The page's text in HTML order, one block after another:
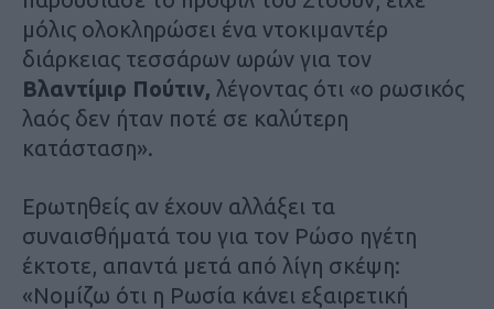
μόλις ολοκληρώσει ένα ντοκιμαντέρ
διάρκειας τεσσάρων ωρών για τον
Βλαντίμιρ Πούτιν, λέγοντας ότι «ο ρωσικός
λαός δεν ήταν ποτέ σε καλύτερη
κατάσταση».
Ερωτηθείς αν έχουν αλλάξει τα
συναισθήματά του για τον Ρώσο ηγέτη
έκτοτε, απαντά μετά από λίγη σκέψη:
«Νομίζω ότι η Ρωσία κάνει εξαιρετική